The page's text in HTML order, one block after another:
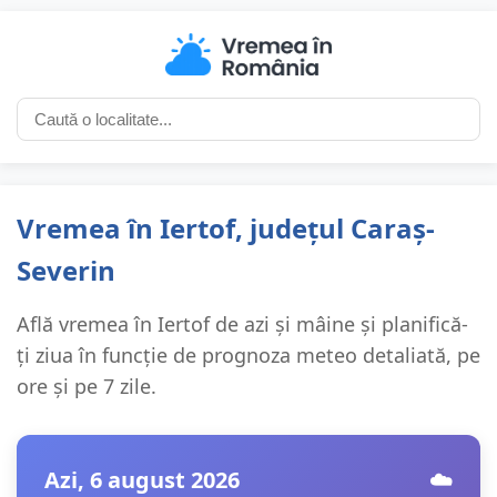
Vremea în Iertof, județul Caraș-
Severin
Află vremea în Iertof de azi și mâine și planifică-
ți ziua în funcție de prognoza meteo detaliată, pe
ore și pe 7 zile.
Azi, 6 august 2026 ☁️